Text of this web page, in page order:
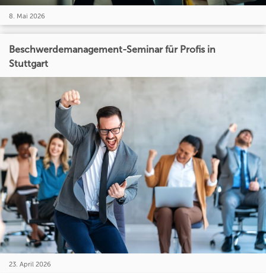
8. Mai 2026
Beschwerdemanagement-Seminar für Profis in
Stuttgart
23. April 2026